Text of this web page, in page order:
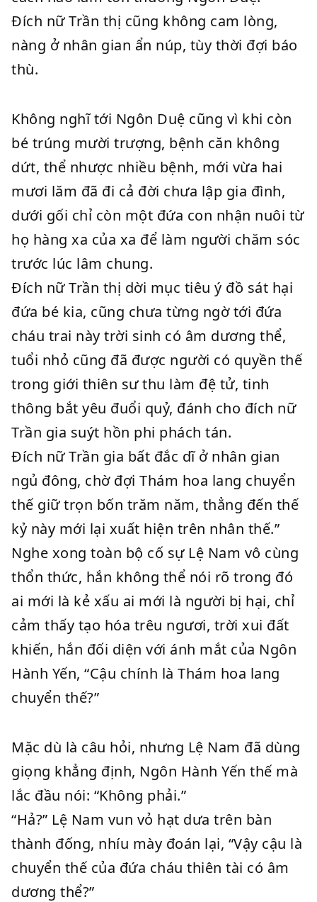
Đích nữ Trần thị cũng không cam lòng,
nàng ở nhân gian ẩn núp, tùy thời đợi báo
thù.
Không nghĩ tới Ngôn Duệ cũng vì khi còn
bé trúng mười trượng, bệnh căn không
dứt, thể nhược nhiều bệnh, mới vừa hai
mươi lăm đã đi cả đời chưa lập gia đình,
dưới gối chỉ còn một đứa con nhận nuôi từ
họ hàng xa của xa để làm người chăm sóc
trước lúc lâm chung.
Đích nữ Trần thị dời mục tiêu ý đồ sát hại
đứa bé kia, cũng chưa từng ngờ tới đứa
cháu trai này trời sinh có âm dương thể,
tuổi nhỏ cũng đã được người có quyền thế
trong giới thiên sư thu làm đệ tử, tinh
thông bắt yêu đuổi quỷ, đánh cho đích nữ
Trần gia suýt hồn phi phách tán.
Đích nữ Trần gia bất đắc dĩ ở nhân gian
ngủ đông, chờ đợi Thám hoa lang chuyển
thế giữ trọn bốn trăm năm, thẳng đến thế
kỷ này mới lại xuất hiện trên nhân thế.”
Nghe xong toàn bộ cố sự Lệ Nam vô cùng
thổn thức, hắn không thể nói rõ trong đó
ai mới là kẻ xấu ai mới là người bị hại, chỉ
cảm thấy tạo hóa trêu ngươi, trời xui đất
khiến, hắn đối diện với ánh mắt của Ngôn
Hành Yến, “Cậu chính là Thám hoa lang
chuyển thế?”
Mặc dù là câu hỏi, nhưng Lệ Nam đã dùng
giọng khẳng định, Ngôn Hành Yến thế mà
lắc đầu nói: “Không phải.”
“Hả?” Lệ Nam vun vỏ hạt dưa trên bàn
thành đống, nhíu mày đoán lại, “Vậy cậu là
chuyển thế của đứa cháu thiên tài có âm
dương thể?”